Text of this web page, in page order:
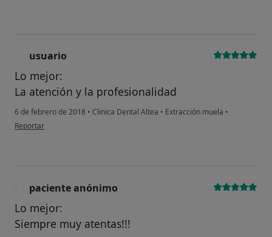
usuario
Lo mejor:
La atención y la profesionalidad
6 de febrero de 2018 • Clinica Dental Altea • Extracción muela •
en opinión del usuario usuario
Reportar
paciente anónimo
Lo mejor:
Siempre muy atentas!!!